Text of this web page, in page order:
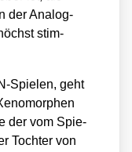
der Ana­log­
stim­
Spie­len, geht
der vom Spie­
Toch­ter von